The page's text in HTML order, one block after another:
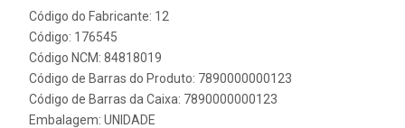
Código do Fabricante: 12
Código: 176545
Código NCM: 84818019
Código de Barras do Produto: 7890000000123
Código de Barras da Caixa: 7890000000123
Embalagem: UNIDADE